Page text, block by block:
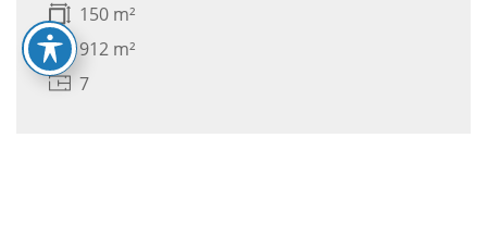
150 m²
912 m²
7